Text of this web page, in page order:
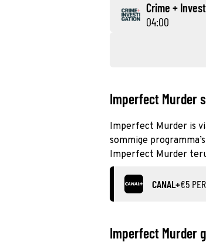
Crime +
04:00
Imperfect Murder
Imperfect Murder is
sommige
Imperfect Murder
CANAL+€5
Imperfect Murder